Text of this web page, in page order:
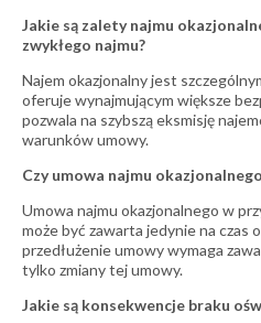
Jakie są zalety najmu
zwykłego najmu?
Najem okazjonalny jest
oferuje wynajmującym większe
pozwala na szybszą eksmisję
warunków umowy.
Czy umowa najmu
Umowa najmu okazjonalnego w
może być zawarta jedynie na czas
przedłużenie umowy wymaga
tylko zmiany tej umowy.
Jakie są konsekwencje braku